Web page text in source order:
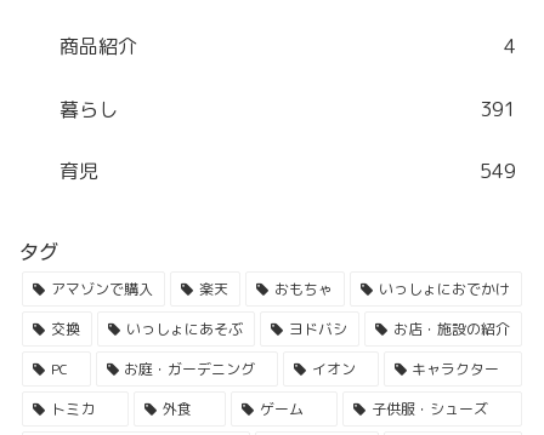
商品紹介 4
暮らし 391
育児 549
タグ
アマゾンで購入 楽天 おもちゃ
いっしょにおでかけ
交換
いっしょにあそぶ ヨドバシ
お店・施設の紹介
PC
お庭・ガーデニング イオン
キャラクター
トミカ
外食 ゲーム
子供服・シューズ